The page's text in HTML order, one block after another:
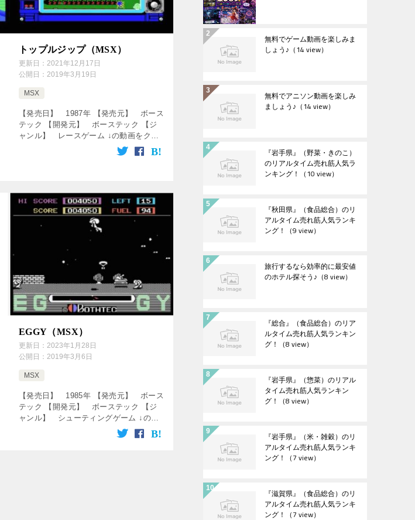
トップルジップ（MSX）
更新日： 2021年12月17日
公開日： 2019年3月19日
MSX
【発売日】 1987年 【発売元】 ボース
テック 【開発元】 ボーステック 【ジ
ャンル】 レースゲーム ↓の動画をクリ
ック！動画を楽しめます♪ [csshop
EGGY（MSX）
更新日： 2023年1月28日
公開日： 2019年3月6日
MSX
【発売日】 1985年 【発売元】 ボース
テック 【開発元】 ボーステック 【ジ
ャンル】 シューティングゲーム ↓の動
画をクリック！動画を楽しめます♪
[csshop service=”rakutenR […]
無料でゲーム動画を楽しみま
しょう♪ （14 view）
無料でアニソン動画を楽しみ
ましょう♪ （14 view）
『岩手県』（野菜・きのこ）
のリアルタイム売れ筋人気ラ
ンキング！ （10 view）
『秋田県』（食品総合）のリ
アルタイム売れ筋人気ランキ
ング！ （9 view）
旅行するなら効率的に最安値
のホテル探そう♪ （8 view）
『総合』（食品総合）のリア
ルタイム売れ筋人気ランキン
グ！ （8 view）
『岩手県』（惣菜）のリアル
タイム売れ筋人気ランキン
グ！ （8 view）
『岩手県』（米・雑穀）のリ
アルタイム売れ筋人気ランキ
ング！ （7 view）
『滋賀県』（食品総合）のリ
アルタイム売れ筋人気ランキ
ング！ （7 view）